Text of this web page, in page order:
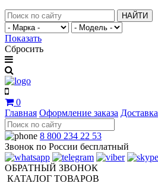
НАЙТИ
Показать
Сбросить
0
Главная Оформление заказа Доставка
8 800 234 22 53
Звонок по России бесплатный
ОБРАТНЫЙ ЗВОНОК
КАТАЛОГ ТОВАРОВ